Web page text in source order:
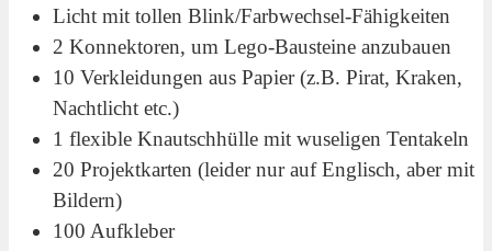
Licht mit tollen Blink/Farbwechsel-Fähigkeiten
2 Konnektoren, um Lego-Bausteine anzubauen
10 Verkleidungen aus Papier (z.B. Pirat, Kraken,
Nachtlicht etc.)
1 flexible Knautschhülle mit wuseligen Tentakeln
20 Projektkarten (leider nur auf Englisch, aber mit
Bildern)
100 Aufkleber